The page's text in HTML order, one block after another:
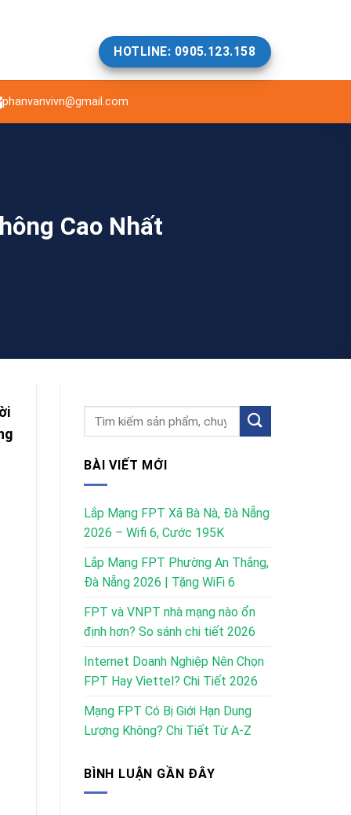
HOTLINE: 0905.123.158
phanvanvivn@gmail.com
Cao Nhất
BÀI VIẾT MỚI
Lắp Mạng FPT Xã Bà Nà, Đà Nẵng
2026 – Wifi 6, Cước 195K
Lắp Mạng FPT Phường An Thắng,
Đà Nẵng 2026 | Tặng WiFi 6
FPT và VNPT nhà mạng nào ổn
định hơn? So sánh chi tiết 2026
Internet Doanh Nghiệp Nên Chọn
FPT Hay Viettel? Chi Tiết 2026
Mạng FPT Có Bị Giới Hạn Dung
Lượng Không? Chi Tiết Từ A-Z
BÌNH LUẬN GẦN ĐÂY